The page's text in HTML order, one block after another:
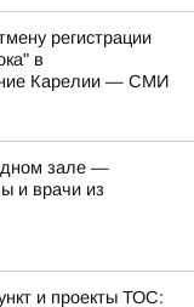
регистрации
в
Карелии — СМИ
зале —
и врачи из
и проекты ТОС: